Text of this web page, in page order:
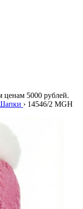
ценам 5000 рублей.
› 14546/2 MGH